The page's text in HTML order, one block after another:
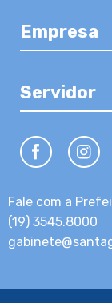
Empresa
Servidor
Fale com a
(19) 3545.8000